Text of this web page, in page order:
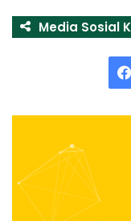
Media Sosial